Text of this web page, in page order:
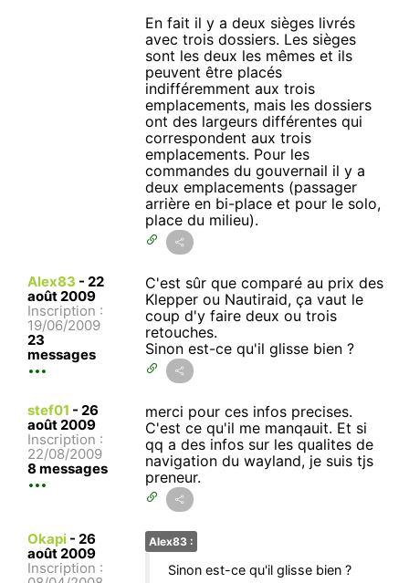
En fait il y a deux sièges livrés
avec trois dossiers. Les sièges
sont les deux les mêmes et ils
peuvent être placés
indifféremment aux trois
emplacements, mais les dossiers
ont des largeurs différentes qui
correspondent aux trois
emplacements. Pour les
commandes du gouvernail il y a
deux emplacements (passager
arrière en bi-place et pour le solo,
place du milieu).
Alex83 - 22
août 2009
Inscription :
19/06/2009
23
messages
C'est sûr que comparé au prix des
Klepper ou Nautiraid, ça vaut le
coup d'y faire deux ou trois
retouches.
Sinon est-ce qu'il glisse bien ?
stef01 - 26
août 2009
Inscription :
22/08/2009
8 messages
merci pour ces infos precises.
C'est ce qu'il me manqauit. Et si
qq a des infos sur les qualites de
navigation du wayland, je suis tjs
preneur.
Okapi - 26
août 2009
Inscription :
Alex83 :
Sinon est-ce qu'il glisse bien ?